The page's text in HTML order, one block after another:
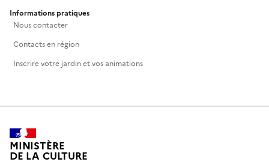
Informations pratiques
Nous contacter
Contacts en région
Inscrire votre jardin et vos animations
MINISTÈRE
DE LA CULTURE